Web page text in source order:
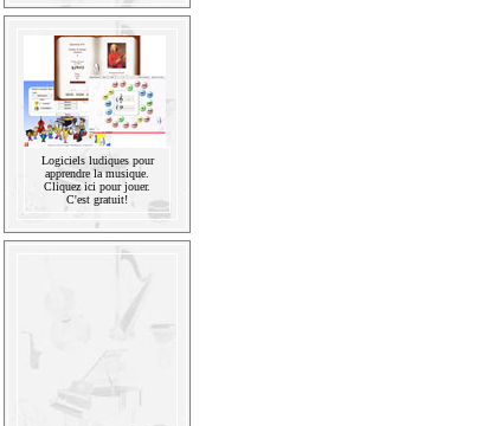
Logiciels ludiques pour
apprendre la musique.
Cliquez ici pour jouer.
C'est gratuit!